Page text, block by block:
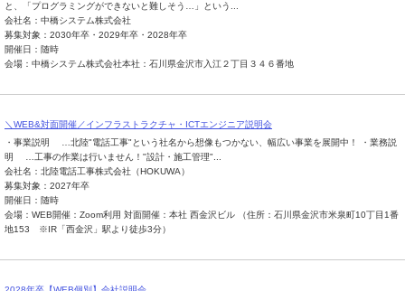
と、「プログラミングができないと難しそう…」という...
会社名：中橋システム株式会社
募集対象：2030年卒・2029年卒・2028年卒
開催日：随時
会場：中橋システム株式会社本社：石川県金沢市入江２丁目３４６番地
＼WEB&対面開催／インフラストラクチャ・ICTエンジニア説明会
・事業説明 …北陸"電話工事"という社名から想像もつかない、幅広い事業を展開中！ ・業務説
明 …工事の作業は行いません！"設計・施工管理"...
会社名：北陸電話工事株式会社（HOKUWA）
募集対象：2027年卒
開催日：随時
会場：WEB開催：Zoom利用 対面開催：本社 西金沢ビル （住所：石川県金沢市米泉町10丁目1番
地153 ※IR「西金沢」駅より徒歩3分）